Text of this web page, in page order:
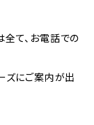
て、お電話での
ズにご案内が出